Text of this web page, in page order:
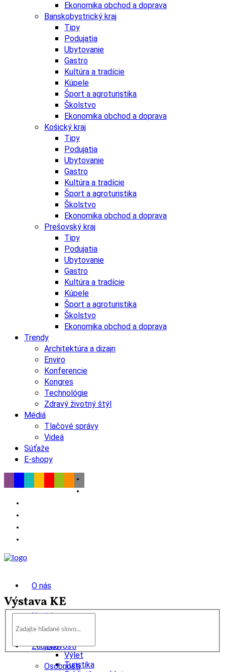
Ekonomika obchod a doprava
Banskobystrický kraj
Tipy
Podujatia
Ubytovanie
Gastro
Kultúra a tradície
Kúpele
Šport a agroturistika
Školstvo
Ekonomika obchod a doprava
Košický kraj
Tipy
Podujatia
Ubytovanie
Gastro
Kultúra a tradície
Šport a agroturistika
Školstvo
Ekonomika obchod a doprava
Prešovský kraj
Tipy
Podujatia
Ubytovanie
Gastro
Kultúra a tradície
Kúpele
Šport a agroturistika
Školstvo
Ekonomika obchod a doprava
Trendy
Architektúra a dizajn
Enviro
Konferencie
Kongres
Technológie
Zdravý životný štýl
Médiá
Tlačové správy
Videá
Súťaže
E-shopy
O nás
Novinky
Tipy
Výlet
Turistika
Zaujímavosti
Osobnosti
Výstava KE